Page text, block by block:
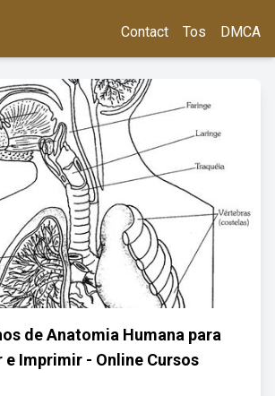
Contact Tos DMCA
de Anatomia Humana para
e Imprimir - Online Cursos